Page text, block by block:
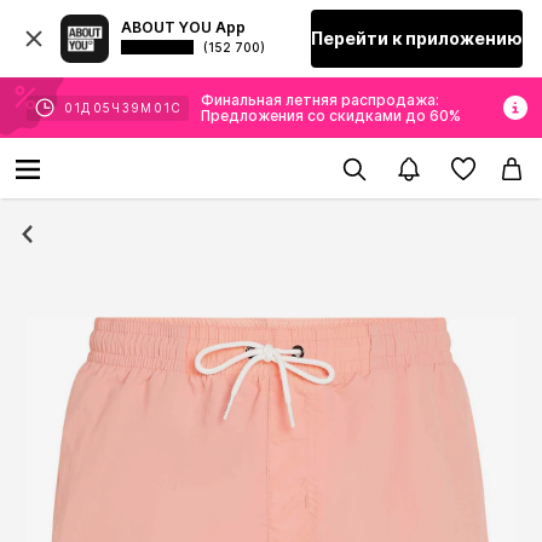
ABOUT YOU App
(152 700) Перейти к приложению
01 Д 05 Ч 39 М 00 С
Финальная летняя распродажа:
Предложения со скидками до 60%